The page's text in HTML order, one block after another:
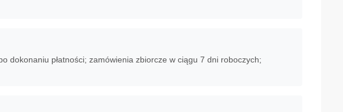
dokonaniu płatności; zamówienia zbiorcze w ciągu 7 dni roboczych;